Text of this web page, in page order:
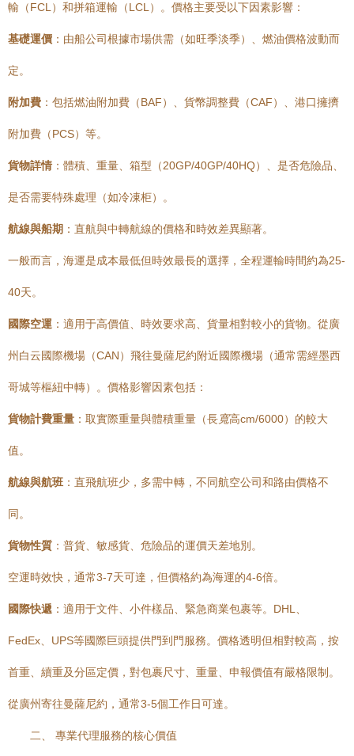
輸（FCL）和拼箱運輸（LCL）。價格主要受以下因素影響：
基礎運價 ：由船公司根據市場供需（如旺季淡季）、燃油價格波動而
定。
附加費 ：包括燃油附加費（BAF）、貨幣調整費（CAF）、港口擁擠
附加費（PCS）等。
貨物詳情 ：體積、重量、箱型（20GP/40GP/40HQ）、是否危險品、
是否需要特殊處理（如冷凍柜）。
航線與船期 ：直航與中轉航線的價格和時效差異顯著。
一般而言，海運是成本最低但時效最長的選擇，全程運輸時間約為25-
40天。
國際空運 ：適用于高價值、時效要求高、貨量相對較小的貨物。從廣
州白云國際機場（CAN）飛往曼薩尼約附近國際機場（通常需經墨西
哥城等樞紐中轉）。價格影響因素包括：
貨物計費重量 ：取實際重量與體積重量（長寬高cm/6000）的較大
值。
航線與航班 ：直飛航班少，多需中轉，不同航空公司和路由價格不
同。
貨物性質 ：普貨、敏感貨、危險品的運價天差地別。
空運時效快，通常3-7天可達，但價格約為海運的4-6倍。
國際快遞 ：適用于文件、小件樣品、緊急商業包裹等。DHL、
FedEx、UPS等國際巨頭提供門到門服務。價格透明但相對較高，按
首重、續重及分區定價，對包裹尺寸、重量、申報價值有嚴格限制。
從廣州寄往曼薩尼約，通常3-5個工作日可達。
二、 專業代理服務的核心價值